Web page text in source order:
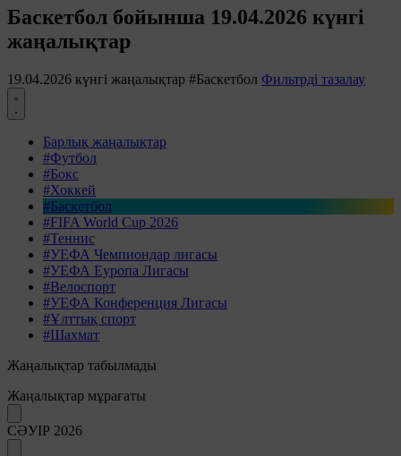
Баскетбол бойынша 19.04.2026 күнгі
жаңалықтар
19.04.2026 күнгі жаңалықтар #Баскетбол Фильтрді тазалау
Барлық жаңалықтар
#Футбол
#Бокс
#Хоккей
#Баскетбол
#FIFA World Cup 2026
#Теннис
#УЕФА Чемпиондар лигасы
#УЕФА Еуропа Лигасы
#Велоспорт
#УЕФА Конференция Лигасы
#Ұлттық спорт
#Шахмат
Жаңалықтар табылмады
Жаңалықтар мұрағаты
СӘУІР 2026